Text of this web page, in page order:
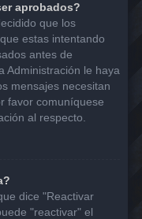
aprobados?
que los
estas intentando
antes de
Administración le haya
mensajes necesitan
favor comuníquese
al respecto.
dice "Reactivar
"reactivar" el